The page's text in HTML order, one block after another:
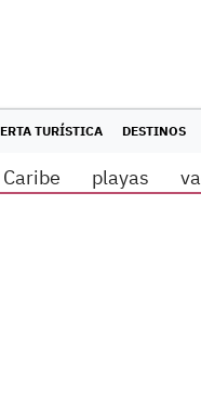
TURÍSTICA DESTINOS
Caribe playas